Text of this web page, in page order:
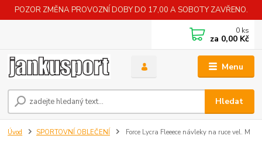
POZOR ZMĚNA PROVOZNÍ DOBY DO 17,00 A SOBOTY ZAVŘENO.
Menu
Hledat
0 ks
za 0,00 Kč
Úvod SPORTOVNÍ OBLEČENÍ Force Lycra Fleeece návleky na ruce vel. M